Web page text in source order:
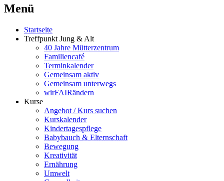
Menü
Startseite
Treffpunkt Jung & Alt
40 Jahre Mütterzentrum
Familiencafé
Terminkalender
Gemeinsam aktiv
Gemeinsam unterwegs
wirFAIRändern
Kurse
Angebot / Kurs suchen
Kurskalender
Kindertagespflege
Babybauch & Elternschaft
Bewegung
Kreativität
Ernährung
Umwelt